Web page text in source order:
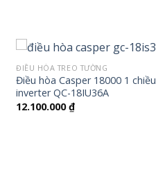
ĐIỀU HÒA TREO TƯỜNG
Điều hòa Casper 18000 1 chiều
inverter QC-18IU36A
12.100.000₫